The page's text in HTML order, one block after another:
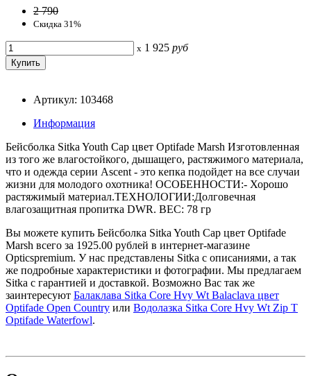
2 790
Скидка 31%
x 1 925 руб
Артикул: 103468
Информация
Бейсболка Sitka Youth Cap цвет Optifade Marsh Изготовленная
из того же влагостойкого, дышащего, растяжимого материала,
что и одежда серии Ascent - это кепка подойдет на все случаи
жизни для молодого охотника! ОСОБЕННОСТИ:- Хорошо
растяжимый материал.ТЕХНОЛОГИИ:Долговечная
влагозащитная пропитка DWR. ВЕС: 78 гр
Вы можете купить Бейсболка Sitka Youth Cap цвет Optifade
Marsh всего за 1925.00 рублей в интернет-магазине
Opticspremium. У нас представлены Sitka с описаниями, а так
же подробные характеристики и фотографии. Мы предлагаем
Sitka с гарантией и доставкой. Возможно Вас так же
заинтересуют Балаклава Sitka Core Hvy Wt Balaclava цвет
Optifade Open Country или Водолазка Sitka Core Hvy Wt Zip T
Optifade Waterfowl.